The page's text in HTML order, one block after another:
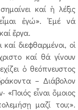
καί ἡ λέξις
ἐγώ». ᾿Εμέ νά
ἔργα.
διεφθαρμένοι, οἱ
καί θά γίνουν
ὁ θεόπνευστος
– Διάβολον
«Ποιός εἶναι ὅμοιος
μαζί του;».